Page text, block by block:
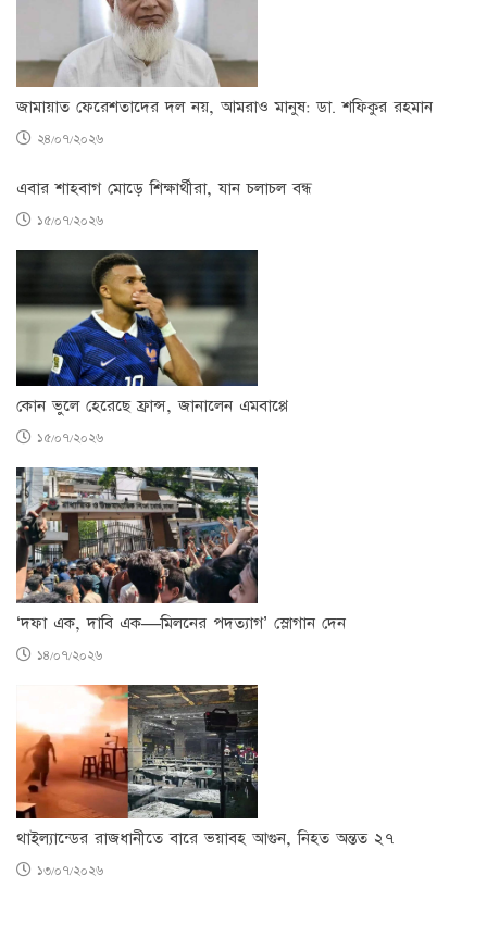
জামায়াত ফেরেশতাদের দল নয়, আমরাও মানুষ: ডা. শফিকুর রহমান
২৪/০৭/২০২৬
এবার শাহবাগ মোড়ে শিক্ষার্থীরা, যান চলাচল বন্ধ
১৫/০৭/২০২৬
কোন ভুলে হেরেছে ফ্রান্স, জানালেন এমবাপ্পে
১৫/০৭/২০২৬
‘দফা এক, দাবি এক—মিলনের পদত্যাগ’ স্লোগান দেন
১৪/০৭/২০২৬
থাইল্যান্ডের রাজধানীতে বারে ভয়াবহ আগুন, নিহত অন্তত ২৭
১৩/০৭/২০২৬